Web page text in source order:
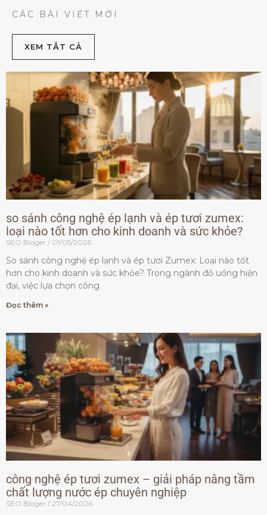
CÁC BÀI VIẾT MỚI
XEM TẮT CẢ
so sánh công nghệ ép lạnh và ép tươi zumex:
loại nào tốt hơn cho kinh doanh và sức khỏe?
SEO Bloger 01/05/2026
So sánh công nghệ ép lạnh và ép tươi Zumex: Loại nào tốt
hơn cho kinh doanh và sức khỏe? Trong ngành đồ uống hiện
đại, việc lựa chọn công
Đọc thêm »
công nghệ ép tươi zumex – giải pháp nâng tầm
chất lượng nước ép chuyên nghiệp
SEO Bloger 27/04/2026